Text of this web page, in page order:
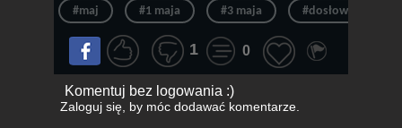
#maj #1 maja #3 maja #dosłownie
1 0
Komentuj bez logowania :)
Zaloguj się, by móc dodawać komentarze.